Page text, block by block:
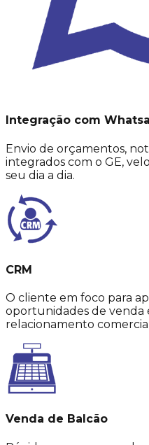
Integração com
Envio de orçamentos,
integrados com o GE,
seu dia a dia.
CRM
O cliente em foco para
oportunidades de venda
relacionamento
Venda de Balcão